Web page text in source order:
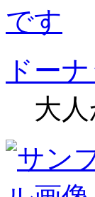
ドー
大